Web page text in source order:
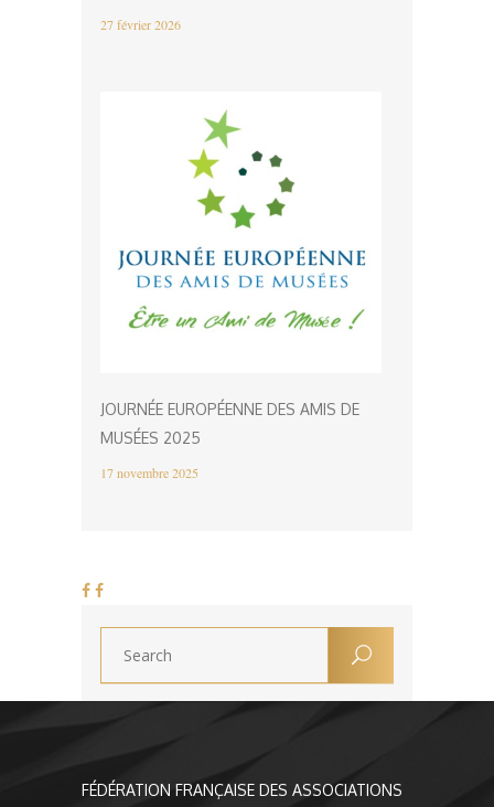
27 février 2026
JOURNÉE EUROPÉENNE DES AMIS DE
MUSÉES 2025
17 novembre 2025
FÉDÉRATION FRANÇAISE DES ASSOCIATIONS